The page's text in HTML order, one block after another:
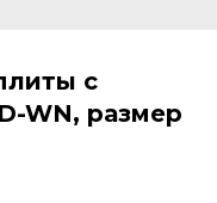
с
WN, размер